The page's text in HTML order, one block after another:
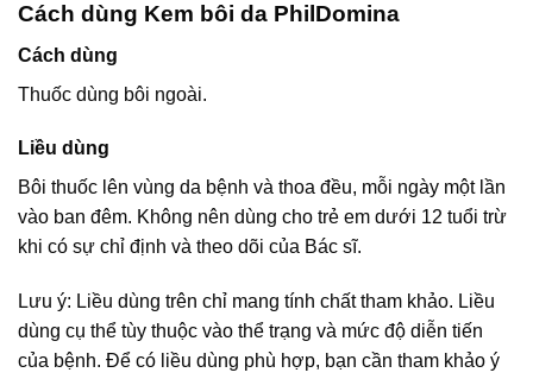
Cách dùng Kem bôi da PhilDomina
Cách dùng
Thuốc dùng bôi ngoài.
Liều dùng
Bôi thuốc lên vùng da bệnh và thoa đều, mỗi ngày một lần
vào ban đêm. Không nên dùng cho trẻ em dưới 12 tuổi trừ
khi có sự chỉ định và theo dõi của Bác sĩ.
Lưu ý: Liều dùng trên chỉ mang tính chất tham khảo. Liều
dùng cụ thể tùy thuộc vào thể trạng và mức độ diễn tiến
của bệnh. Để có liều dùng phù hợp, bạn cần tham khảo ý